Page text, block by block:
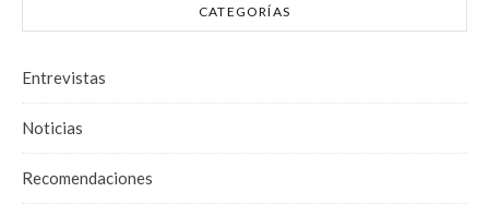
CATEGORÍAS
Entrevistas
Noticias
Recomendaciones